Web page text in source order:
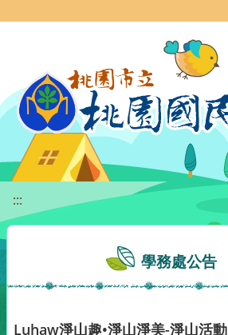
:::
學務處公告
Luhaw淨山趣•淨山淨美-淨山活動